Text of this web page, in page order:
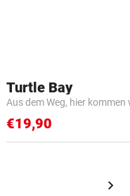
Turtle Bay
Aus dem Weg, hier kommen
€19,90
chevron_right